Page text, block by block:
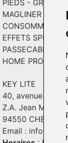
PIEDS - GRIPS -
MAGLINER
EFFETS
PASSECABLE
HOME PRODUCT
KEY LITE
40, avenue
Z.A. Jean
94550 CHEVILLY
Email :